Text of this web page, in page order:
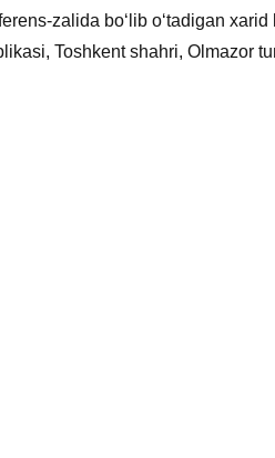
zalida boʻlib oʻtadigan
Toshkent shahri, Olmazor